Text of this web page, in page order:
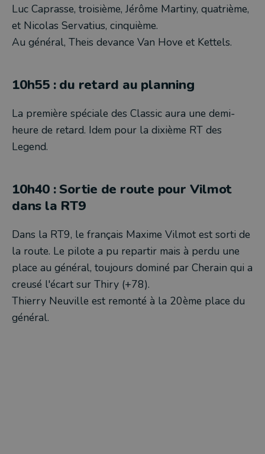
Luc Caprasse, troisième, Jérôme Martiny, quatrième,
et Nicolas Servatius, cinquième.
Au général, Theis devance Van Hove et Kettels.
10h55 : du retard au planning
La première spéciale des Classic aura une demi-
heure de retard. Idem pour la dixième RT des
Legend.
10h40 : Sortie de route pour Vilmot
dans la RT9
Dans la RT9, le français Maxime Vilmot est sorti de
la route. Le pilote a pu repartir mais à perdu une
place au général, toujours dominé par Cherain qui a
creusé l'écart sur Thiry (+78).
Thierry Neuville est remonté à la 20ème place du
général.